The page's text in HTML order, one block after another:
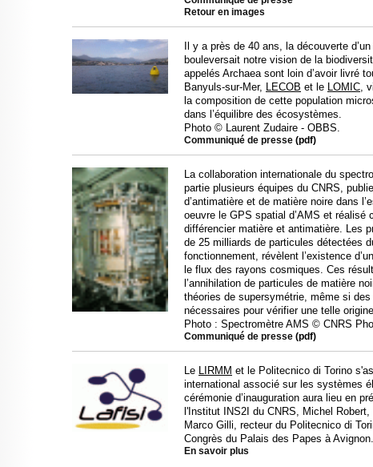
Retour en images
Il y a près de 40 ans, la découverte
bouleversait notre vision de la
appelés Archaea sont loin d’avoir livré
Banyuls-sur-Mer, LECOB et le LOMIC,
la composition de cette population
dans l’équilibre des écosystèmes.
Photo © Laurent Zudaire - OBBS.
Communiqué de presse (pdf)
La collaboration internationale du
partie plusieurs équipes du CNRS,
d’antimatière et de matière noire dans
oeuvre le GPS spatial d’AMS et
différencier matière et antimatière. Les
de 25 milliards de particules détectées
fonctionnement, révèlent l’existence
le flux des rayons cosmiques. Ces
l’annihilation de particules de matière
théories de supersymétrie, même si
nécessaires pour vérifier une telle
Photo : Spectromètre AMS © CNRS
Communiqué de presse (pdf)
Le LIRMM et le Politecnico di Torino
international associé sur les systèmes
cérémonie d’inauguration aura lieu en
l'Institut INS2I du CNRS, Michel
Marco Gilli, recteur du Politecnico di
Congrès du Palais des Papes à Avignon.
En savoir plus